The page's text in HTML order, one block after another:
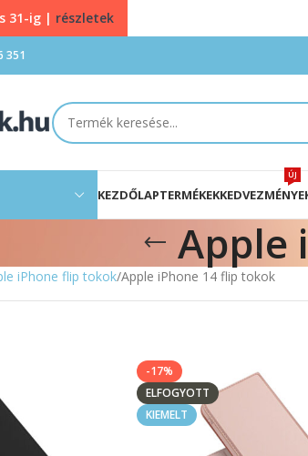
351
KEZDŐLAPTERMÉKEK
ÚJ
Apple
iPhone flip tokok Apple iPhone 14 flip tokok
-17%
ELFOGYOTT
KIEMELT
31-ig | részletek